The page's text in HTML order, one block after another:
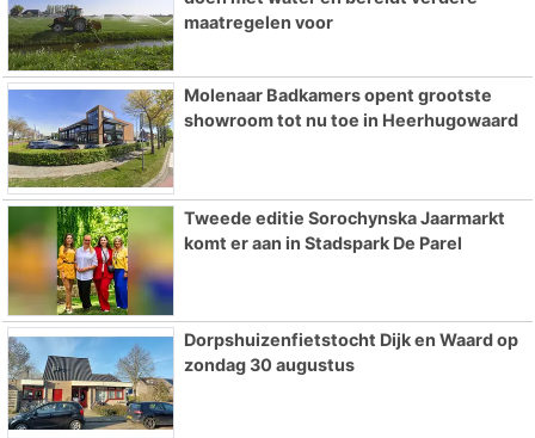
maatregelen voor
Molenaar Badkamers opent grootste
showroom tot nu toe in Heerhugowaard
Tweede editie Sorochynska Jaarmarkt
komt er aan in Stadspark De Parel
Dorpshuizenfietstocht Dijk en Waard op
zondag 30 augustus